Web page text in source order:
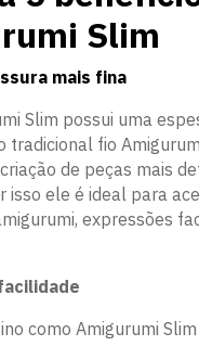
Slim
mais fina
Slim possui uma
tradicional fio
de peças mais
isso ele é ideal para
expressões
como Amigurumi